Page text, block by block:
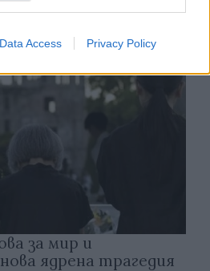
Data Access Privacy Policy
за мир и
ядрена трагедия